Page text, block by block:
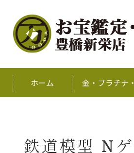
ホーム 金・プラチナ
鉄道模型 N